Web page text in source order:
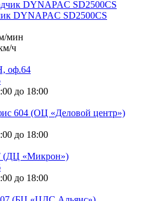
DYNAPAC SD2500CS
мин
ч
оф.64
до 18:00
604 (ОЦ «Деловой центр»)
до 18:00
(ДЦ «Микрон»)
до 18:00